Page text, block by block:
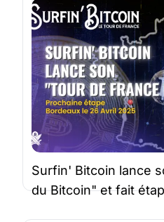
Newsletter
2 déc. 2024 |6 minutes
Surfin' Bitcoin lance
du Bitcoin" et fait